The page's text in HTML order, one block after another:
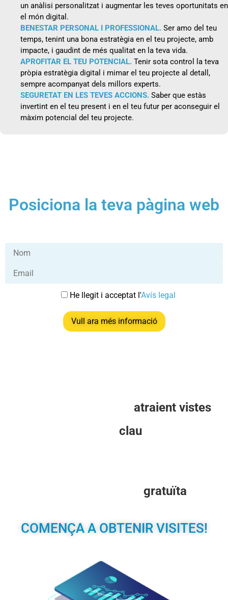
un anàlisi personalitzat i augmentar les teves oportunitats en
el món digital.
BENESTAR PERSONAL I PROFESSIONAL. Ser amo del teu
temps, tenint una bona estratègia en el teu projecte, amb
impacte, i gaudint de més qualitat en la teva vida.
APROFITAR EL TEU POTENCIAL. Tenir sota control la teva
pròpia estratègia digital i mimar el teu projecte al detall,
sempre acompanyat dels millors experts.
SEGURETAT EN LES TEVES ACCIONS. Saber que estàs
invertint en el teu present i en el teu futur per aconseguir el
màxim potencial del teu projecte.
Posiciona la teva pàgina web
He llegit i acceptat l'Avís legal
atraient vistes.
clau
gratuïta
COMENÇA A OBTENIR VISITES!